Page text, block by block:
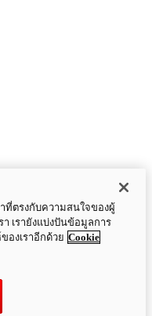
ที่ตรงกับความสนใจของผู้
เรายังแบ่งปันข้อมูลการ
องเราอีกด้วย Cookie